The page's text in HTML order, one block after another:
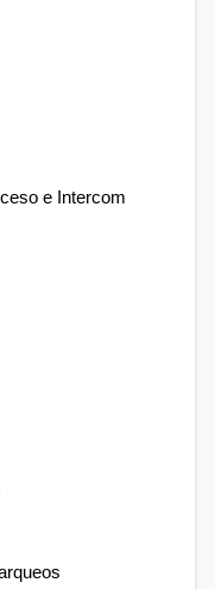
e Intercom